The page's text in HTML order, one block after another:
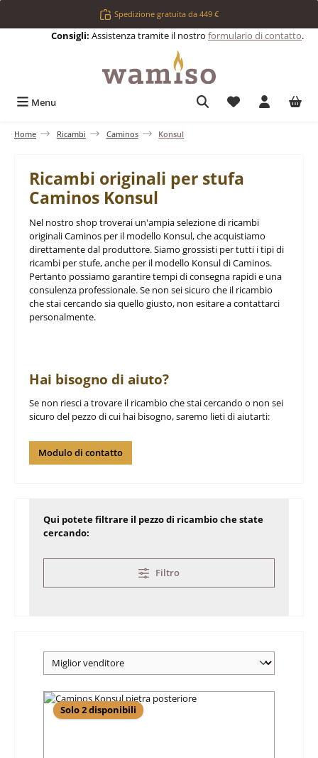
Passa al contenuto principaleSpedizione gratuita da 449 €
Consigli: Assistenza tramite il nostro formulario di contatto.
Menu Hai 0 articoli
Home Ricambi Caminos Konsul
Ricambi originali per stufa
Caminos Konsul
Nel nostro shop troverai un'ampia selezione di ricambi
originali Caminos per il modello Konsul, che acquistiamo
direttamente dal produttore. Siamo grossisti per tutti i tipi di
ricambi per stufe, anche per il modello Konsul di Caminos.
Pertanto possiamo garantire tempi di consegna rapidi e una
consulenza professionale. Se non sei sicuro che il ricambio
che stai cercando sia quello giusto, non esitare a contattarci
personalmente.
Hai bisogno di aiuto?
Se non riesci a trovare il ricambio che stai cercando o non sei
sicuro del pezzo di cui hai bisogno, saremo lieti di aiutarti:
Modulo di contatto
Qui potete filtrare il pezzo di ricambio che state
cercando:
Filtro
Solo 2 disponibili